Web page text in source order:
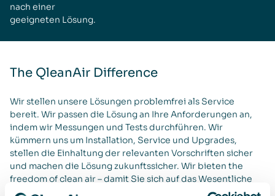
nach einer
geeigneten Lösung.
The QleanAir Difference
Wir stellen unsere Lösungen problemfrei als Service
bereit. Wir passen die Lösung an Ihre Anforderungen an,
indem wir Messungen und Tests durchführen. Wir
kümmern uns um Installation, Service und Upgrades,
stellen die Einhaltung der relevanten Vorschriften sicher
und machen die Lösung zukunftssicher. Wir bieten the
freedom of clean air – damit Sie sich auf das Wesentliche
konzentrieren können.